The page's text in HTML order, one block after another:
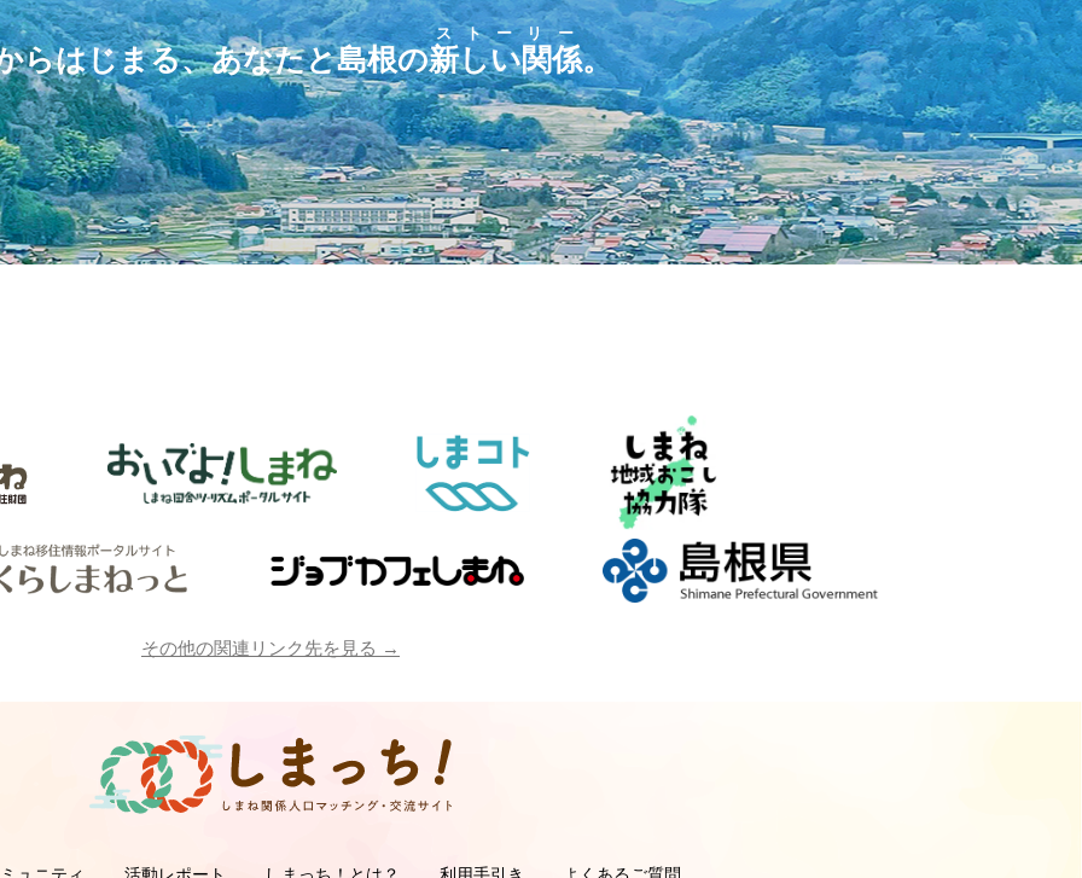
らはじまる、あなたと島根の新しい関係
ストーリー
。
その他の関連リンク先を見る →
ュニティ 活動レポート しまっち！とは？ 利用手引き よくあるご質問